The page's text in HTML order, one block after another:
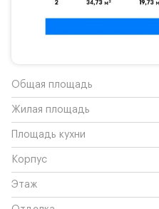
Общая площадь
Жилая площадь
Площадь кухни
Корпус
Этаж